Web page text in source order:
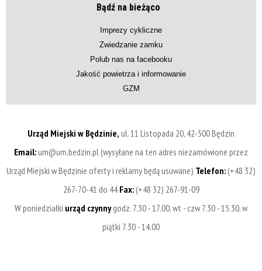
Bądź na bieżąco
Imprezy cykliczne
Zwiedzanie zamku
Polub nas na facebooku
Jakość powietrza i informowanie
GZM
Urząd Miejski w Będzinie, ul. 11 Listopada 20, 42-500 Będzin
Email:um@um.bedzin.pl (wysyłane na ten adres niezamówione przez
Urząd Miejski w Będzinie oferty i reklamy będą usuwane) Telefon:(+48 32)
267-70-41 do 44Fax:(+48 32) 267-91-09
W poniedziałki urząd czynnygodz. 7.30 - 17.00, wt - czw 7.30 - 15.30, w
piątki 7.30 - 14.00